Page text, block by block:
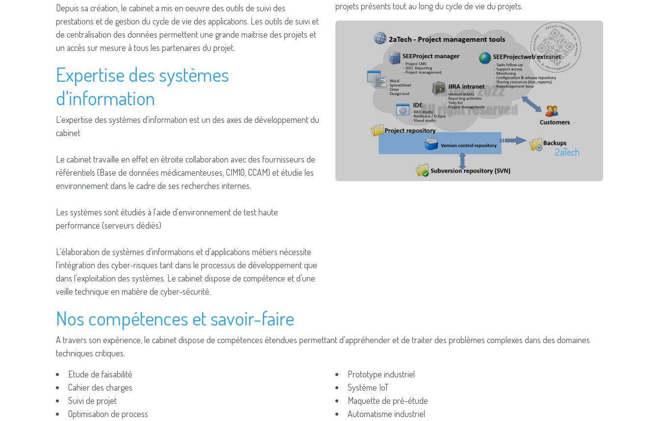
Depuis sa création, le cabinet a mis en oeuvre des outils de suivi des
prestations et de gestion du cycle de vie des applications. Les outils de suivi et
de centralisation des données permettent une grande maitrise des projets et
un accès sur mesure à tous les partenaires du projet.
Expertise des systèmes
d'information
L'expertise des systèmes d'information est un des axes de développement du
cabinet
Le cabinet travaille en effet en étroite collaboration avec des fournisseurs de
référentiels (Base de données médicamenteuses, CIM10, CCAM) et étudie les
environnement dans le cadre de ses recherches internes.
Les systèmes sont étudiés à l'aide d'environnement de test haute
performance (serveurs dédiés)
L’élaboration de systèmes d’informations et d’applications métiers nécessite
l’intégration des cyber-risques tant dans le processus de développement que
dans l’exploitation des systèmes. Le cabinet dispose de compétence et d’une
veille technique en matière de cyber-sécurité.
projets présents tout au long du cycle de vie du projets.
2aTech
Nos compétences et savoir-faire
A travers son expérience, le cabinet dispose de compétences étendues permettant d’appréhender et de traiter des problèmes complexes dans des domaines
techniques critiques.
Etude de faisabilité
Cahier des charges
Suivi de projet
Optimisation de process
Prototype industriel
Système IoT
Maquette de pré-étude
Automatisme industriel